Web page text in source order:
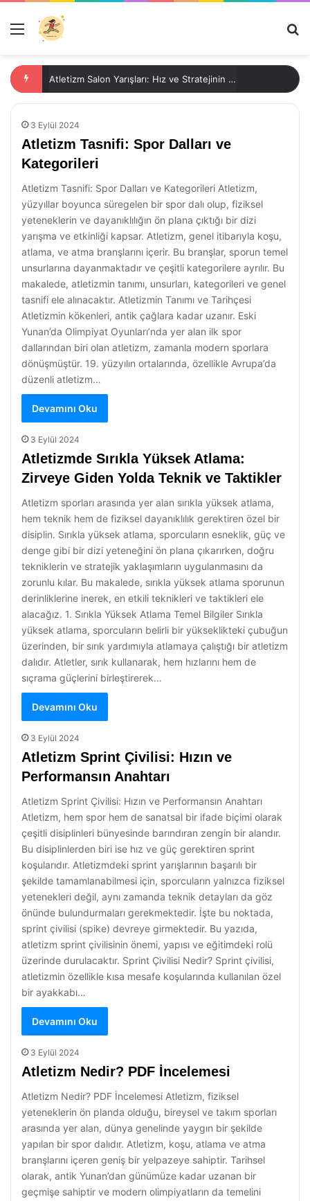
Menü
Atletizm Salon Yarışları: Hız ve Stratejinin Buluştuğu Nokta
3 Eylül 2024
Atletizm Tasnifi: Spor Dalları ve
Kategorileri
Atletizm Tasnifi: Spor Dalları ve Kategorileri Atletizm,
yüzyıllar boyunca süregelen bir spor dalı olup, fiziksel
yeteneklerin ve dayanıklılığın ön plana çıktığı bir dizi
yarışma ve etkinliği kapsar. Atletizm, genel itibarıyla koşu,
atlama, ve atma branşlarını içerir. Bu branşlar, sporun temel
unsurlarına dayanmaktadır ve çeşitli kategorilere ayrılır. Bu
makalede, atletizmin tanımı, unsurları, kategorileri ve genel
tasnifi ele alınacaktır. Atletizmin Tanımı ve Tarihçesi
Atletizmin kökenleri, antik çağlara kadar uzanır. Eski
Yunan’da Olimpiyat Oyunları’nda yer alan ilk spor
dallarından biri olan atletizm, zamanla modern sporlara
dönüşmüştür. 19. yüzyılın ortalarında, özellikle Avrupa’da
düzenli atletizm…
Devamını Oku
3 Eylül 2024
Atletizmde Sırıkla Yüksek Atlama:
Zirveye Giden Yolda Teknik ve Taktikler
Atletizm sporları arasında yer alan sırıkla yüksek atlama,
hem teknik hem de fiziksel dayanıklılık gerektiren özel bir
disiplin. Sırıkla yüksek atlama, sporcuların esneklik, güç ve
denge gibi bir dizi yeteneğini ön plana çıkarırken, doğru
tekniklerin ve stratejik yaklaşımların uygulanmasını da
zorunlu kılar. Bu makalede, sırıkla yüksek atlama sporunun
derinliklerine inerek, en etkili teknikleri ve taktikleri ele
alacağız. 1. Sırıkla Yüksek Atlama Temel Bilgiler Sırıkla
yüksek atlama, sporcuların belirli bir yükseklikteki çubuğun
üzerinden, bir sırık yardımıyla atlamaya çalıştığı bir atletizm
dalıdır. Atletler, sırık kullanarak, hem hızlarını hem de
sıçrama güçlerini birleştirerek…
Devamını Oku
3 Eylül 2024
Atletizm Sprint Çivilisi: Hızın ve
Performansın Anahtarı
Atletizm Sprint Çivilisi: Hızın ve Performansın Anahtarı
Atletizm, hem spor hem de sanatsal bir ifade biçimi olarak
çeşitli disiplinleri bünyesinde barındıran zengin bir alandır.
Bu disiplinlerden biri ise hız ve güç gerektiren sprint
koşularıdır. Atletizmdeki sprint yarışlarının başarılı bir
şekilde tamamlanabilmesi için, sporcuların yalnızca fiziksel
yetenekleri değil, aynı zamanda teknik detayları da göz
önünde bulundurmaları gerekmektedir. İşte bu noktada,
sprint çivilisi (spike) devreye girmektedir. Bu yazıda,
atletizm sprint çivilisinin önemi, yapısı ve eğitimdeki rolü
üzerinde durulacaktır. Sprint Çivilisi Nedir? Sprint çivilisi,
atletizmin özellikle kısa mesafe koşularında kullanılan özel
bir ayakkabı…
Devamını Oku
3 Eylül 2024
Atletizm Nedir? PDF İncelemesi
Atletizm Nedir? PDF İncelemesi Atletizm, fiziksel
yeteneklerin ön planda olduğu, bireysel ve takım sporları
arasında yer alan, dünya genelinde yaygın bir şekilde
yapılan bir spor dalıdır. Atletizm, koşu, atlama ve atma
branşlarını içeren geniş bir yelpazeye sahiptir. Tarihsel
olarak, antik Yunan’dan günümüze kadar uzanan bir
geçmişe sahiptir ve modern olimpiyatların da temelini